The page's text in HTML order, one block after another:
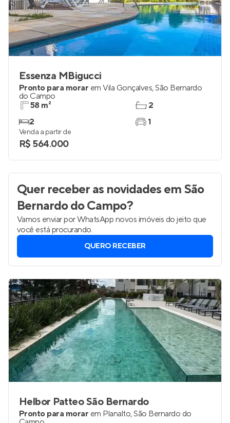
Essenza MBigucci
Pronto para morar em Vila Gonçalves,São Bernardo
do Campo
58 m²
2
2
1
Venda a partir de
R$ 564.000
Quer receber as novidadesem São
Bernardo do Campo?
Vamos enviar por WhatsApp novos imóveis do jeito que
você está procurando.
QUERO RECEBER
Helbor Patteo São Bernardo
Pronto para morar em Planalto,São Bernardo do